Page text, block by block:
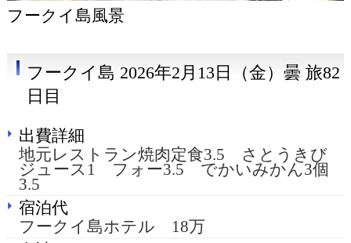
フークイ島風景
フークイ島 2026年2月13日（金）曇 旅82
日目
出費詳細
地元レストラン焼肉定食3.5 さとうきび
ジュース1 フォー3.5 でかいみかん3個
3.5
宿泊代
フークイ島ホテル 18万